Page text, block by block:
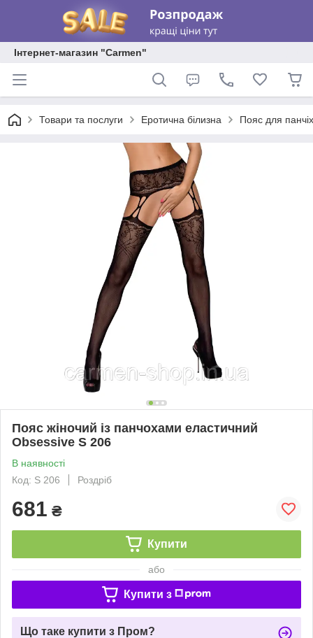
Інтернет-магазин "Carmen"
Товари та послуги Еротична білизна Пояс для панчіх
Пояс жіночий із панчохами еластичний
Obsessive S 206
В наявності
Код: S 206
Роздріб
681 ₴
Купити
або
Купити з
Що таке купити з Пром?